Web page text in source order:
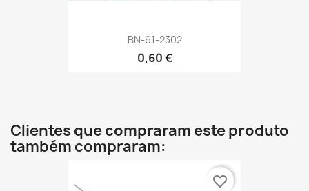
BN-61-2302
0,60 €
Clientes que compraram este produto
também compraram:
favorite_border